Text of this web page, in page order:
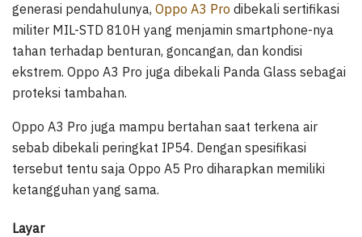
generasi pendahulunya, Oppo A3 Pro dibekali sertifikasi
militer MIL-STD 810H yang menjamin smartphone-nya
tahan terhadap benturan, goncangan, dan kondisi
ekstrem. Oppo A3 Pro juga dibekali Panda Glass sebagai
proteksi tambahan.
Oppo A3 Pro juga mampu bertahan saat terkena air
sebab dibekali peringkat IP54. Dengan spesifikasi
tersebut tentu saja Oppo A5 Pro diharapkan memiliki
ketangguhan yang sama.
Layar